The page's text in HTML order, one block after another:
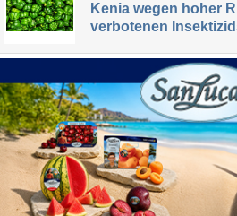
Kenia wegen hoher
verbotenen